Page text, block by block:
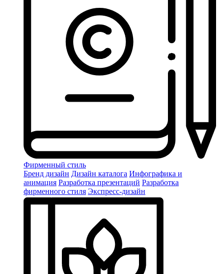
Фирменный стиль
Бренд дизайн Дизайн каталога Инфографика и
анимация Разработка презентаций Разработка
фирменного стиля Экспресс-дизайн